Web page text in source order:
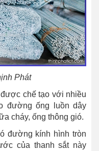
Phát
chế tạo với nhiều
đường ống luồn dây
cháy, ống thông gió.
đường kính hình tròn
của thanh sắt này